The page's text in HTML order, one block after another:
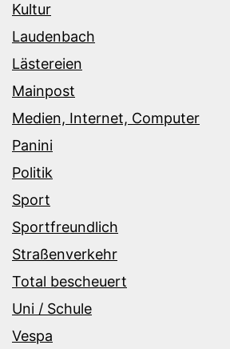
Kultur
Laudenbach
Lästereien
Mainpost
Medien, Internet, Computer
Panini
Politik
Sport
Sportfreundlich
Straßenverkehr
Total bescheuert
Uni / Schule
Vespa